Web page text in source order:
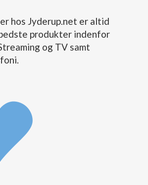
hos Jyderup.net er altid
produkter indenfor
og TV samt